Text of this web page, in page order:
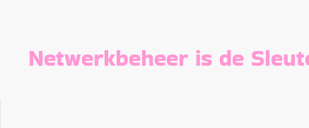
Netwerkbeheer is de